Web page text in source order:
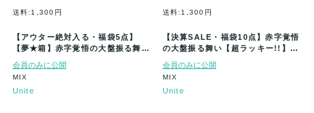
送料:1,300円
【アウター絶対入る・福袋5点】
【夢★箱】赤字覚悟の大盤振る舞い
GE…
会員のみに公開
MIX
Unite
送料:1,300円
【決算SALE・福袋10点】赤字覚悟
の大盤振る舞い【超ラッキー!!】
会員のみに公開
MIX
Unite